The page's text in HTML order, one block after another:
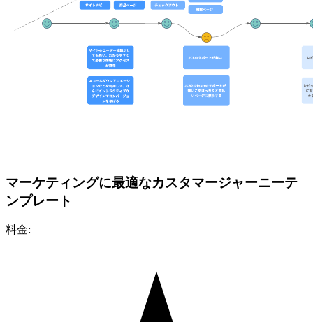
マーケティングに最適なカスタマージャーニーテ
ンプレート
料金: